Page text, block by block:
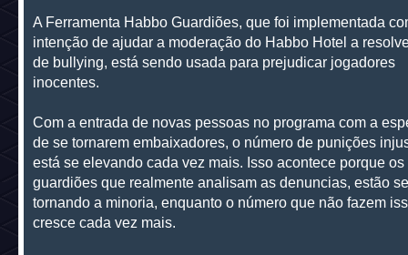
A Ferramenta Habbo Guardiões, que foi implementada
intenção de ajudar a moderação do Habbo Hotel a
de bullying, está sendo usada para prejudicar jogadores
inocentes.
Com a entrada de novas pessoas no programa com a
de se tornarem embaixadores, o número de punições
está se elevando cada vez mais. Isso acontece porque os
guardiões que realmente analisam as denuncias, estão se
tornando a minoria, enquanto o número que não fazem
cresce cada vez mais.